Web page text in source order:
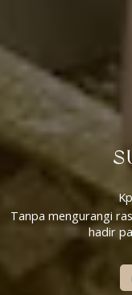
Tanpa mengurangi
hadir